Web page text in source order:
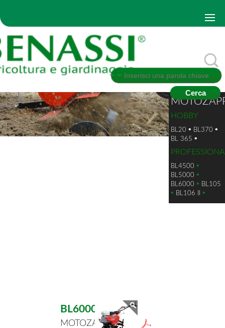
HOBBY
BL20 • BL370 •
BL 365 •
BL4500 •
BL5000 •
BL6000 • BL105
• BL106 II •
BL6000
MOTOZAPPATRICE